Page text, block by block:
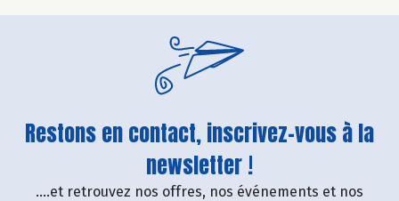
Restons en contact, inscrivez-vous à la
newsletter !
....et retrouvez nos offres, nos événements et nos